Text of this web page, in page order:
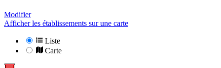
Modifier
Afficher les établissements sur une carte
Liste
Carte